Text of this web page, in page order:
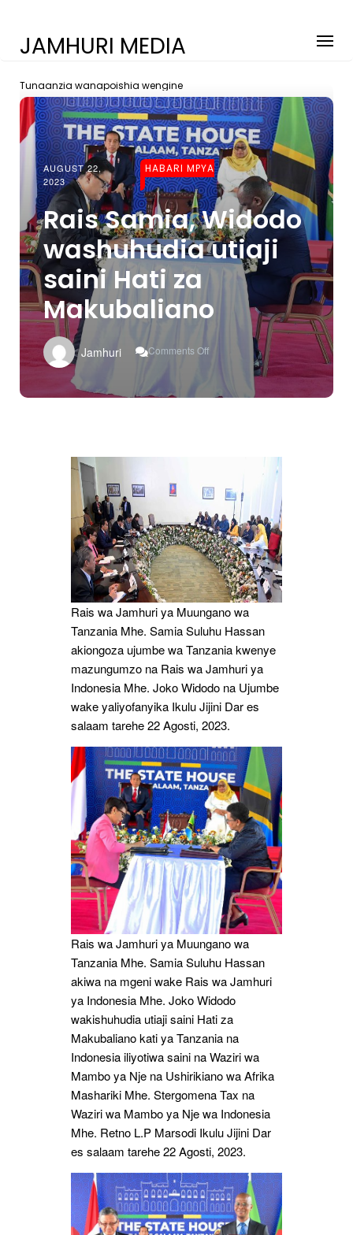
JAMHURI MEDIA
Tunaanzia wanapoishia wengine
AUGUST 22,
2023
HABARI MPYA
Rais Samia, Widodo
washuhudia utiaji
saini Hati za
Makubaliano
Jamhuri Comments Off
Rais wa Jamhuri ya Muungano wa
Tanzania Mhe. Samia Suluhu Hassan
akiongoza ujumbe wa Tanzania kwenye
mazungumzo na Rais wa Jamhuri ya
Indonesia Mhe. Joko Widodo na Ujumbe
wake yaliyofanyika Ikulu Jijini Dar es
salaam tarehe 22 Agosti, 2023.
Rais wa Jamhuri ya Muungano wa
Tanzania Mhe. Samia Suluhu Hassan
akiwa na mgeni wake Rais wa Jamhuri
ya Indonesia Mhe. Joko Widodo
wakishuhudia utiaji saini Hati za
Makubaliano kati ya Tanzania na
Indonesia iliyotiwa saini na Waziri wa
Mambo ya Nje na Ushirikiano wa Afrika
Mashariki Mhe. Stergomena Tax na
Waziri wa Mambo ya Nje wa Indonesia
Mhe. Retno L.P Marsodi Ikulu Jijini Dar
es salaam tarehe 22 Agosti, 2023.